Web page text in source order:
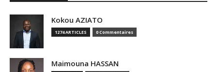
Kokou AZIATO
1274 ARTICLES 0 Commentaires
Maimouna HASSAN